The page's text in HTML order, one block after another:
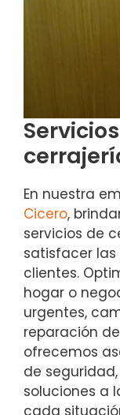
En nuestra
Cicero,
servicios de
satisfacer
clientes.
hogar o
urgentes,
reparación
ofrecemos
de
soluciones a
cada